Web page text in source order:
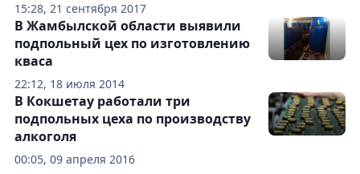
15:28, 21 сентября 2017
22:12, 18 июля 2014
В Жамбылской области выявили
подпольный цех по изготовлению
кваса
00:05, 09 апреля 2016
В Кокшетау работали три
подпольных цеха по производству
алкоголя